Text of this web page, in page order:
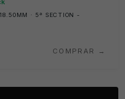
· 5ª SECTION -
COMPRAR